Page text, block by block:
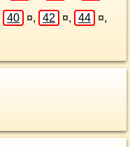
40 ¤, 42 ¤, 44 ¤,